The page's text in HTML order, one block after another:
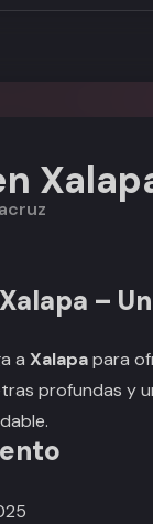
–
a Xalapapara
profundas y